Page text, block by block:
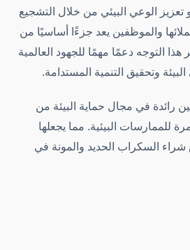
تعزيز الوعي البيئي من خلال التشجيع
والموظفين يعد جزءًا أساسيًا من
هذا التوجه دعمًا مهمًا للجهود العالمية
وتحقيق التنمية المستدامة.
رائدة في مجال حماية البيئة من
للممارسات البيئية. مما يجعلها
شراء السكراب الحديد والمونة في